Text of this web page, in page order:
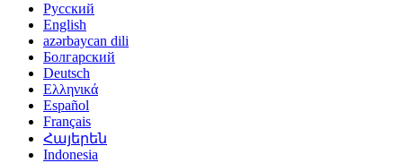
Русский
English
azərbaycan dili
Болгарский
Deutsch
Ελληνικά
Español
Français
Հայերեն
Indonesia